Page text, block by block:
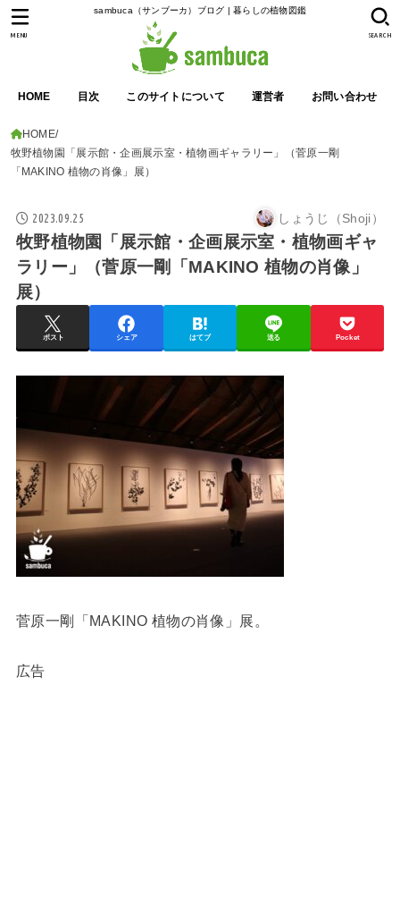
sambuca（サンブーカ）ブログ | 暮らしの植物図鑑
HOME 目次 このサイトについて 運営者 お問い合わせ
SEARCH
MENU
HOME
牧野植物園「展示館・企画展示室・植物画ギャラリー」（菅原一剛
「MAKINO 植物の肖像」展）
2023.09.25 しょうじ（Shoji）
牧野植物園「展示館・企画展示室・植物画ギャ
ラリー」（菅原一剛「MAKINO 植物の肖像」
展）
ポスト シェア はてブ 送る Pocket
菅原一剛「MAKINO 植物の肖像」展。
広告